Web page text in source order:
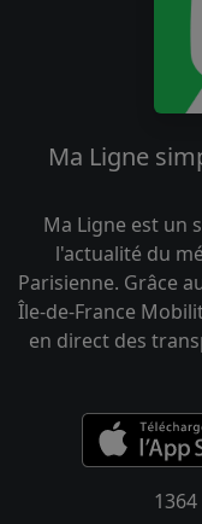
Ma Ligne
Ma Ligne est un
l'actualité du
Parisienne. Grâce
Île-de-France
en direct des
1364